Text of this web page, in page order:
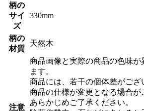
柄の
サイ
ズ
330mm
柄の
材質
天然木
注意
商品画像と実際の商品の色味が
ます。
商品には、若干の個体差がござ
商品の仕様が変更となる場合が
あらかじめご了承ください。